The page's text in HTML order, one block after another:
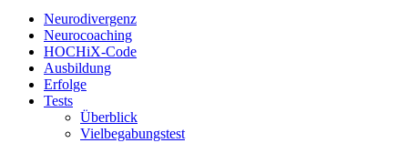
Neurodivergenz
Neurocoaching
HOCHiX-Code
Ausbildung
Erfolge
Tests
Überblick
Vielbegabungstest